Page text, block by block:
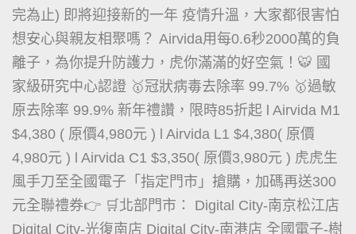
完為止) 即將迎接新的一年 疫情升溫，大家都很害怕
想安心與親友相聚嗎？ Airvida用每0.6秒2000萬的負
離子，為你提升防護力，虎你滿滿的好空氣！🐯 國
家級研究中心認證 🥇冠狀病毒去除率 99.7% 🥇過敏
原去除率 99.9% 新年禮讚，限時85折起 l Airvida M1
$4,380 ( 原價4,980元 ) l Airvida L1 $4,380( 原價
4,980元 ) l Airvida C1 $3,350( 原價3,980元 ) 虎虎生
風手刀至全國電子「指定門市」搶購，加碼再送300
元全聯禮券👉 🛒北部門市： Digital City-南京松江店
Digital City-光復南店 Digital City-南港店 全國電子-樹